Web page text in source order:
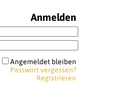
Anmelden
Angemeldet bleiben
Passwort vergessen?
Registrieren